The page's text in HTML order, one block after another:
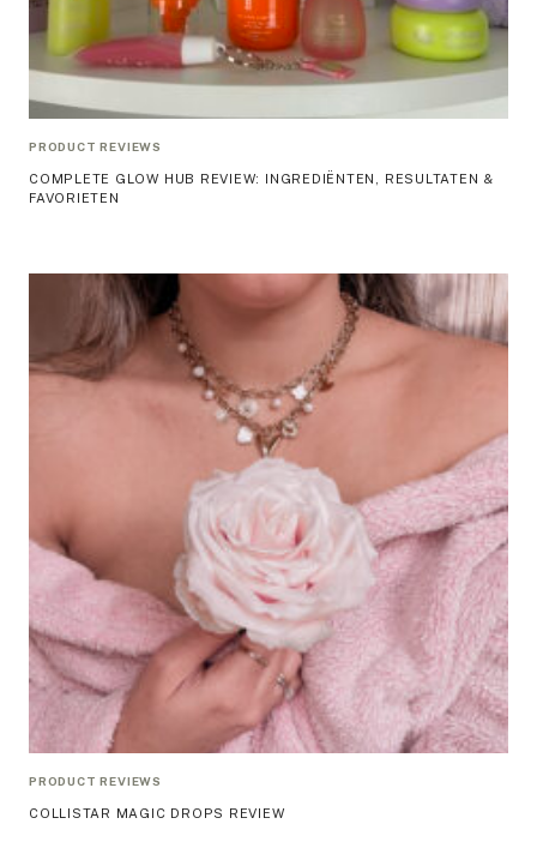
PRODUCT REVIEWS
COMPLETE GLOW HUB REVIEW: INGREDIËNTEN, RESULTATEN &
FAVORIETEN
PRODUCT REVIEWS
COLLISTAR MAGIC DROPS REVIEW